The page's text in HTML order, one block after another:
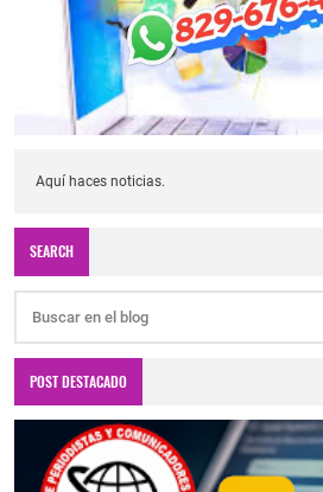
Aquí haces noticias.
SEARCH
POST DESTACADO